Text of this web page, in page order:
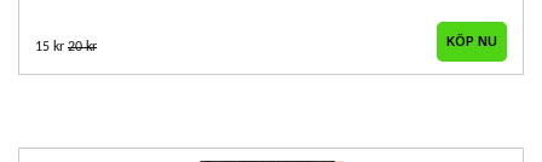
15 kr 20 kr